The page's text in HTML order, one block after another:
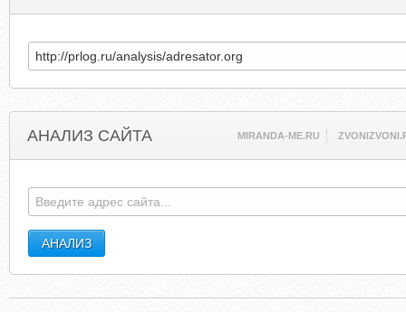
АНАЛИЗ САЙТА MIRANDA-ME.RU